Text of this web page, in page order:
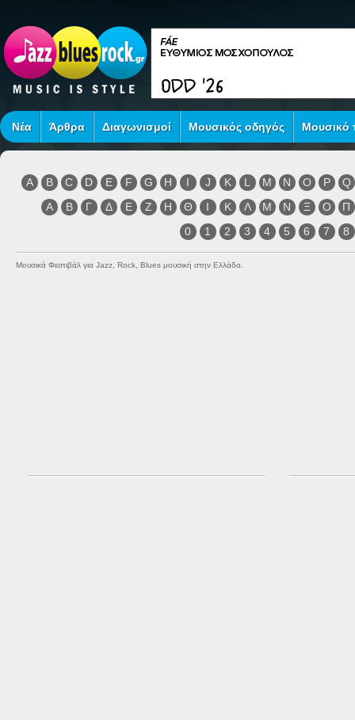
Νέα Άρθρα Διαγωνισμοί Μουσικός οδηγός Μουσικό
A B C D E F G H I J K L M N O P
Q
Α
Β Γ Δ Ε Ζ Η Θ Ι Κ Λ Μ Ν Ξ Ο
Π
0
1 2 3 4 5 6 7 8
Μουσικά Φεστιβάλ για Jazz, Rock, Blues μουσική στην Ελλάδα.